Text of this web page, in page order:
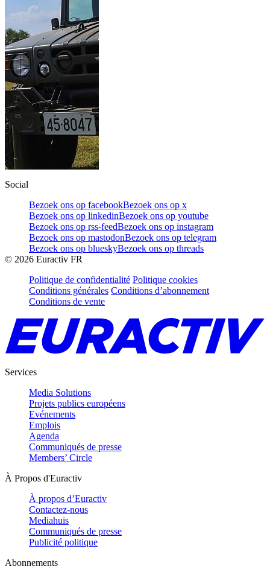
Social
Bezoek ons op facebookBezoek ons op x
Bezoek ons op linkedinBezoek ons op youtube
Bezoek ons op rss-feedBezoek ons op instagram
Bezoek ons op mastodonBezoek ons op telegram
Bezoek ons op blueskyBezoek ons op threads
© 2026 Euractiv FR
Politique de confidentialité Politique cookies
Conditions générales Conditions d’abonnement
Conditions de vente
Services
Media Solutions
Projets publics européens
Evénements
Emplois
Agenda
Communiqués de presse
Members’ Circle
À Propos d'Euractiv
À propos d’Euractiv
Contactez-nous
Mediahuis
Communiqués de presse
Publicité politique
Abonnements